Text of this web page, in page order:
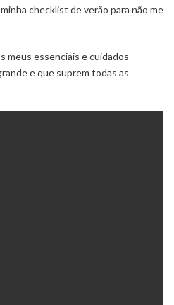
checklist de verão para não me
meus essenciais e cuidados
e que suprem todas as